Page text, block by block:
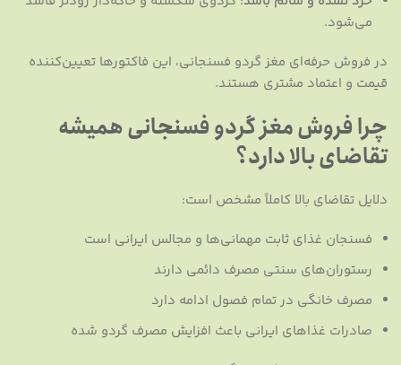
می‌شود.
در فروش حرفه‌ای مغز گردو فسنجانی، این فاکتورها تعیین‌کننده
قیمت و اعتماد مشتری هستند.
چرا فروش مغز گردو فسنجانی همیشه
تقاضای بالا دارد؟
دلایل تقاضای بالا کاملاً مشخص است:
فسنجان غذای ثابت مهمانی‌ها و مجالس ایرانی است
رستوران‌های سنتی مصرف دائمی دارند
مصرف خانگی در تمام فصول ادامه دارد
صادرات غذاهای ایرانی باعث افزایش مصرف گردو شده